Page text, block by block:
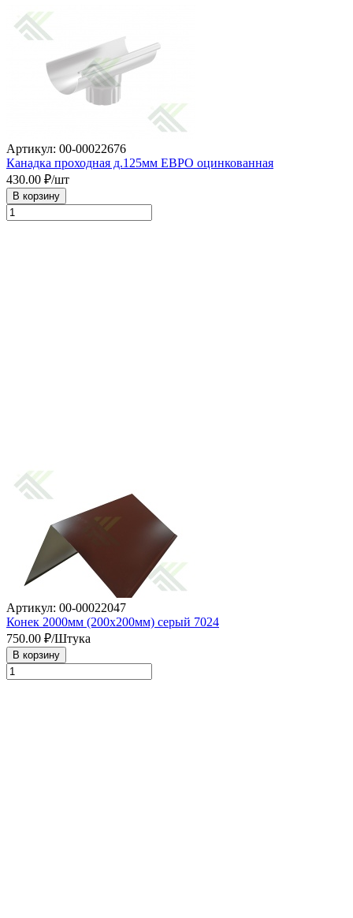
Артикул: 00-00022676
Канадка проходная д.125мм ЕВРО оцинкованная
430.00 ₽/шт
В корзину
Артикул: 00-00022047
Конек 2000мм (200х200мм) серый 7024
750.00 ₽/Штука
В корзину